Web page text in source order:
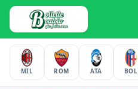
MIL ROM ATA BOL